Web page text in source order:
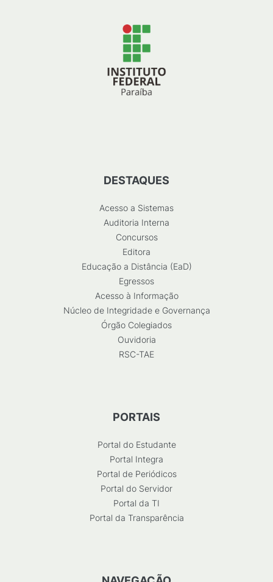
DESTAQUES
Acesso a Sistemas
Auditoria Interna
Concursos
Editora
Educação a Distância (EaD)
Egressos
Acesso à Informação
Núcleo de Integridade e Governança
Órgão Colegiados
Ouvidoria
RSC-TAE
PORTAIS
Portal do Estudante
Portal Integra
Portal de Periódicos
Portal do Servidor
Portal da TI
Portal da Transparência